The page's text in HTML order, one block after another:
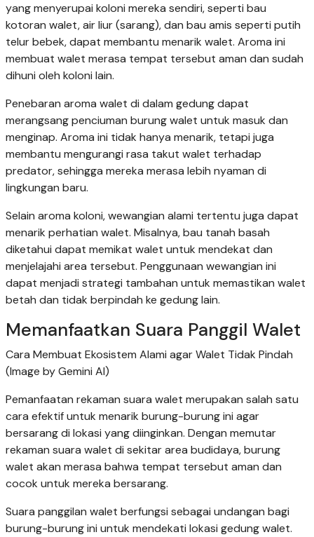
yang menyerupai koloni mereka sendiri, seperti bau
kotoran walet, air liur (sarang), dan bau amis seperti putih
telur bebek, dapat membantu menarik walet. Aroma ini
membuat walet merasa tempat tersebut aman dan sudah
dihuni oleh koloni lain.
Penebaran aroma walet di dalam gedung dapat
merangsang penciuman burung walet untuk masuk dan
menginap. Aroma ini tidak hanya menarik, tetapi juga
membantu mengurangi rasa takut walet terhadap
predator, sehingga mereka merasa lebih nyaman di
lingkungan baru.
Selain aroma koloni, wewangian alami tertentu juga dapat
menarik perhatian walet. Misalnya, bau tanah basah
diketahui dapat memikat walet untuk mendekat dan
menjelajahi area tersebut. Penggunaan wewangian ini
dapat menjadi strategi tambahan untuk memastikan walet
betah dan tidak berpindah ke gedung lain.
Memanfaatkan Suara Panggil Walet
Cara Membuat Ekosistem Alami agar Walet Tidak Pindah
(Image by Gemini AI)
Pemanfaatan rekaman suara walet merupakan salah satu
cara efektif untuk menarik burung-burung ini agar
bersarang di lokasi yang diinginkan. Dengan memutar
rekaman suara walet di sekitar area budidaya, burung
walet akan merasa bahwa tempat tersebut aman dan
cocok untuk mereka bersarang.
Suara panggilan walet berfungsi sebagai undangan bagi
burung-burung ini untuk mendekati lokasi gedung walet.